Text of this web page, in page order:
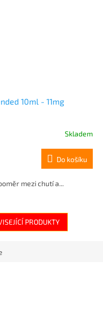
10ml - 11mg
Skladem
Do košíku
mezi chutí a...
PRODUKTY